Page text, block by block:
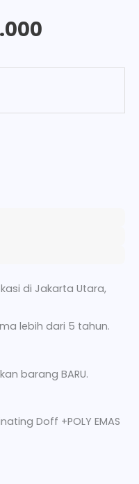
di Jakarta Utara,
lebih dari 5 tahun.
barang BARU.
Doff +POLY EMAS